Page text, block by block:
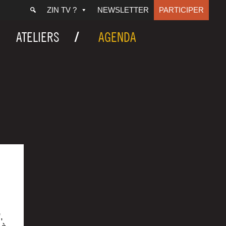
ZIN TV ? NEWSLETTER PARTICIPER
ATELIERS AGENDA